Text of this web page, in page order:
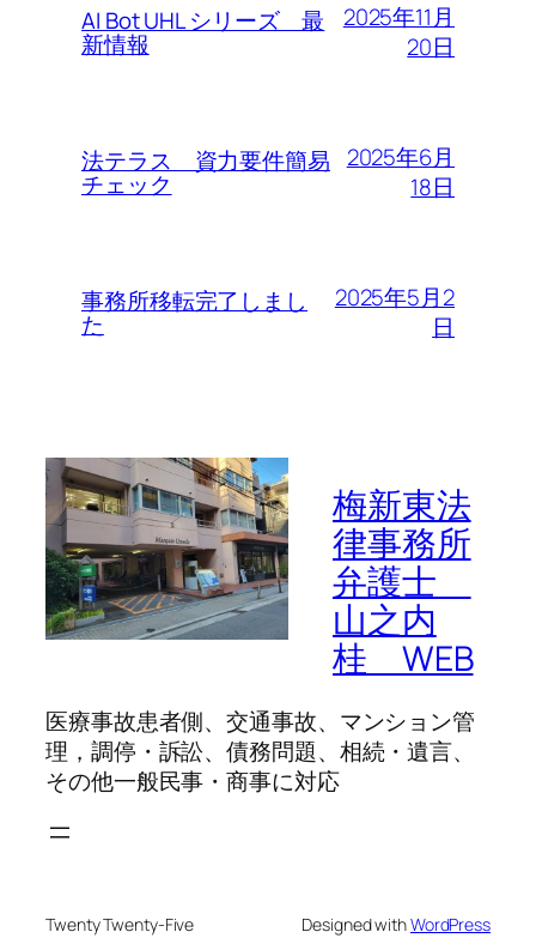
AI Bot UHL シリーズ 最
新情報
2025年11月
20日
法テラス 資力要件簡易
チェック
2025年6月
18日
事務所移転完了しまし
た
2025年5月2
日
梅新東法
律事務所
弁護士
山之内
桂 WEB
医療事故患者側、交通事故、マンション管
理，調停・訴訟、債務問題、相続・遺言、
その他一般民事・商事に対応
Twenty Twenty-Five Designed withWordPress